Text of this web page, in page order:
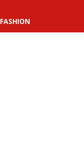
FASHION